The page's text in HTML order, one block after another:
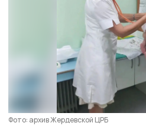
Фото: архив Жердевской ЦРБ